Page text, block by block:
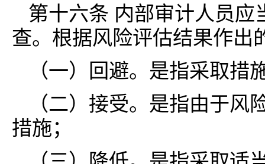
第十六条 内部审计人员
查。根据风险评估结果作出
（一）回避。是指采取
（二）接受。是指由于
措施；